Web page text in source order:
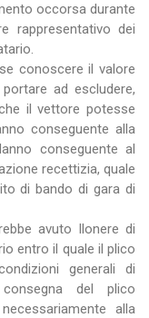
occorsa durante
rappresentativo dei
conoscere il valore
ad escludere,
il vettore potesse
conseguente alla
conseguente al
recettizia, quale
di bando di gara di
avuto llonere di
entro il quale il plico
generali di
del plico
alla